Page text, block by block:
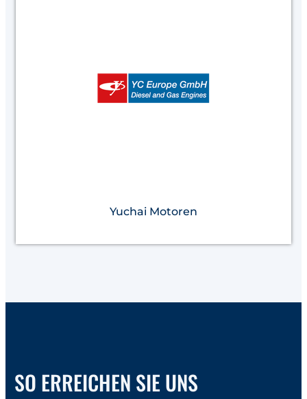
Yuchai Motoren
SO ERREICHEN SIE UNS